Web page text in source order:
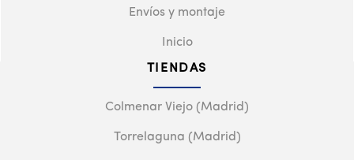
Envíos y montaje
Inicio
TIENDAS
Colmenar Viejo (Madrid)
Torrelaguna (Madrid)